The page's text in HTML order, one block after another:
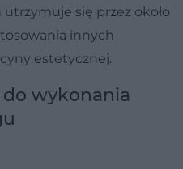
się przez około
innych
estetycznej.
wykonania